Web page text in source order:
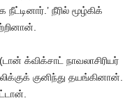
நீட்டினார் .’ நீரில் மூழ்கிக்
. (டான் க்விக்சாட் நாவலாசிரியர்
குனிந்து தயங்கினான்